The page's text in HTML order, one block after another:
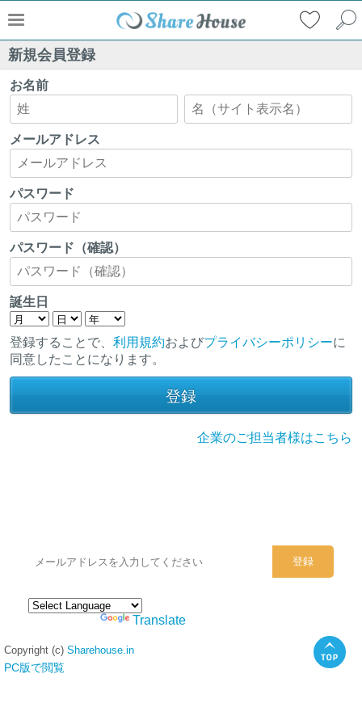
新規会員登録
お名前
メールアドレス
パスワード
パスワード（確認）
誕生日
登録することで、 利用規約およびプライバシーポリシーに
同意したことになります。
企業のご担当者様はこちら
Translate
Copyright (c) Sharehouse.in
PC版で閲覧